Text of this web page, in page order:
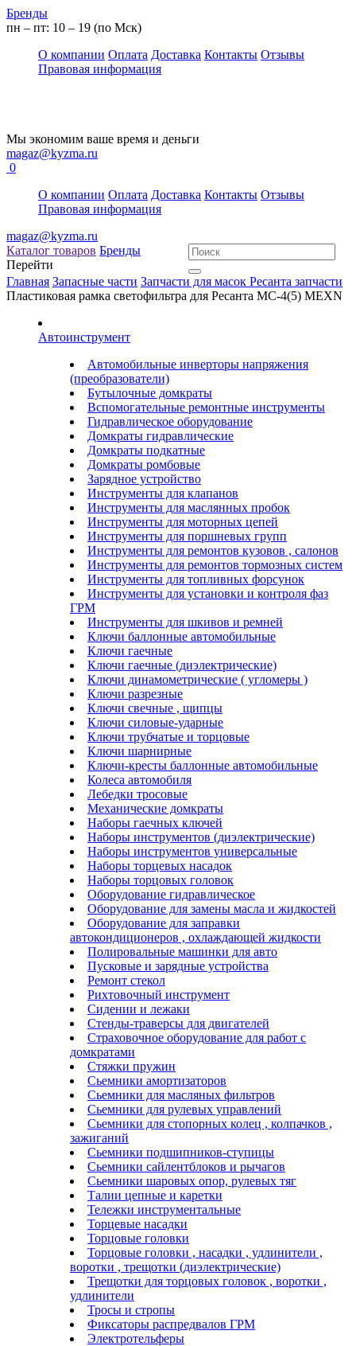
Бренды
пн – пт: 10 – 19 (по Мск)
О компании Оплата Доставка Контакты Отзывы
Правовая информация
Мы экономим ваше время и деньги
magaz@kyzma.ru
0
О компании Оплата Доставка Контакты Отзывы
Правовая информация
magaz@kyzma.ru
Каталог товаров Бренды
Перейти
Главная Запасные части Запчасти для масок Ресанта запчасти
Пластиковая рамка светофильтра для Ресанта МС-4(5) MEXN
Автоинструмент
Автомобильные инверторы напряжения
(преобразователи)
Бутылочные домкраты
Вспомогательные ремонтные инструменты
Гидравлическое оборудование
Домкраты гидравлические
Домкраты подкатные
Домкраты ромбовые
Зарядное устройство
Инструменты для клапанов
Инструменты для маслянных пробок
Инструменты для моторных цепей
Инструменты для поршневых групп
Инструменты для ремонтов кузовов , салонов
Инструменты для ремонтов тормозных систем
Инструменты для топливных форсунок
Инструменты для установки и контроля фаз
ГРМ
Инструменты для шкивов и ремней
Ключи баллонные автомобильные
Ключи гаечные
Ключи гаечные (диэлектрические)
Ключи динамометрические ( угломеры )
Ключи разрезные
Ключи свечные , щипцы
Ключи силовые-ударные
Ключи трубчатые и торцовые
Ключи шарнирные
Ключи-кресты баллонные автомобильные
Колеса автомобиля
Лебедки тросовые
Механические домкраты
Наборы гаечных ключей
Наборы инструментов (диэлектрические)
Наборы инструментов универсальные
Наборы торцевых насадок
Наборы торцовых головок
Оборудование гидравлическое
Оборудование для замены масла и жидкостей
Оборудование для заправки
автокондиционеров , охлаждающей жидкости
Полировальные машинки для авто
Пусковые и зарядные устройства
Ремонт стекол
Рихтовочный инструмент
Сидении и лежаки
Стенды-траверсы для двигателей
Страховочное оборудование для работ с
домкратами
Стяжки пружин
Сьемники амортизаторов
Сьемники для масляных фильтров
Сьемники для рулевых управлений
Сьемники для стопорных колец , колпачков ,
зажиганий
Сьемники подшипников-ступицы
Сьемники сайлентблоков и рычагов
Сьемники шаровых опор, рулевых тяг
Талии цепные и каретки
Тележки инструментальные
Торцевые насадки
Торцовые головки
Торцовые головки , насадки , удлинители ,
воротки , трещотки (диэлектрические)
Трещотки для торцовых головок , воротки ,
удлинители
Тросы и стропы
Фиксаторы распредвалов ГРМ
Электротельферы